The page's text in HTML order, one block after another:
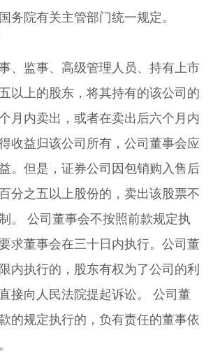
务院有关主管部门统一规定。
、监事、高级管理人员、持有上市
以上的股东，将其持有的该公司的
月内卖出，或者在卖出后六个月内
收益归该公司所有，公司董事会应
。但是，证券公司因包销购入售后
分之五以上股份的，卖出该股票不
。 公司董事会不按照前款规定执
求董事会在三十日内执行。公司董
内执行的，股东有权为了公司的利
接向人民法院提起诉讼。 公司董
的规定执行的，负有责任的董事依